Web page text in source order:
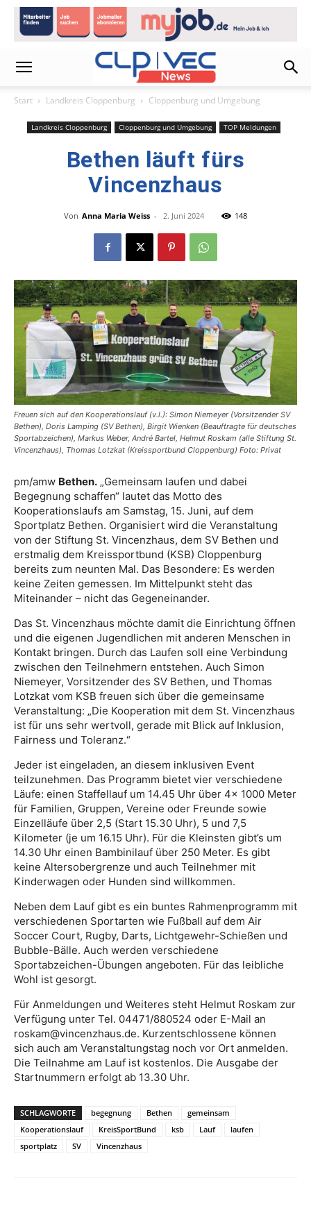
Start Landkreis Cloppenburg Cloppenburg und Umgebung
Landkreis Cloppenburg Cloppenburg und Umgebung TOP Meldungen
Bethen läuft fürs
Vincenzhaus
Von Anna Maria Weiss - 2. Juni 2024 148
Freuen sich auf den Kooperationslauf (v.l.): Simon Niemeyer (Vorsitzender SV
Bethen), Doris Lamping (SV Bethen), Birgit Wienken (Beauftragte für deutsches
Sportabzeichen), Markus Weber, André Bartel, Helmut Roskam (alle Stiftung St.
Vincenzhaus), Thomas Lotzkat (Kreissportbund Cloppenburg) Foto: Privat
pm/amw Bethen. „Gemeinsam laufen und dabei
Begegnung schaffen“ lautet das Motto des
Kooperationslaufs am Samstag, 15. Juni, auf dem
Sportplatz Bethen. Organisiert wird die Veranstaltung
von der Stiftung St. Vincenzhaus, dem SV Bethen und
erstmalig dem Kreissportbund (KSB) Cloppenburg
bereits zum neunten Mal. Das Besondere: Es werden
keine Zeiten gemessen. Im Mittelpunkt steht das
Miteinander – nicht das Gegeneinander.
Das St. Vincenzhaus möchte damit die Einrichtung öffnen
und die eigenen Jugendlichen mit anderen Menschen in
Kontakt bringen. Durch das Laufen soll eine Verbindung
zwischen den Teilnehmern entstehen. Auch Simon
Niemeyer, Vorsitzender des SV Bethen, und Thomas
Lotzkat vom KSB freuen sich über die gemeinsame
Veranstaltung: „Die Kooperation mit dem St. Vincenzhaus
ist für uns sehr wertvoll, gerade mit Blick auf Inklusion,
Fairness und Toleranz.“
Jeder ist eingeladen, an diesem inklusiven Event
teilzunehmen. Das Programm bietet vier verschiedene
Läufe: einen Staffellauf um 14.45 Uhr über 4x 1000 Meter
für Familien, Gruppen, Vereine oder Freunde sowie
Einzelläufe über 2,5 (Start 15.30 Uhr), 5 und 7,5
Kilometer (je um 16.15 Uhr). Für die Kleinsten gibt’s um
14.30 Uhr einen Bambinilauf über 250 Meter. Es gibt
keine Altersobergrenze und auch Teilnehmer mit
Kinderwagen oder Hunden sind willkommen.
Neben dem Lauf gibt es ein buntes Rahmenprogramm mit
verschiedenen Sportarten wie Fußball auf dem Air
Soccer Court, Rugby, Darts, Lichtgewehr-Schießen und
Bubble-Bälle. Auch werden verschiedene
Sportabzeichen-Übungen angeboten. Für das leibliche
Wohl ist gesorgt.
Für Anmeldungen und Weiteres steht Helmut Roskam zur
Verfügung unter Tel. 04471/880524 oder E-Mail an
roskam@vincenzhaus.de. Kurzentschlossene können
sich auch am Veranstaltungstag noch vor Ort anmelden.
Die Teilnahme am Lauf ist kostenlos. Die Ausgabe der
Startnummern erfolgt ab 13.30 Uhr.
SCHLAGWORTE begegnung Bethen
gemeinsam
Kooperationslauf
KreisSportBund ksb Lauf
laufen
sportplatz
SV Vincenzhaus